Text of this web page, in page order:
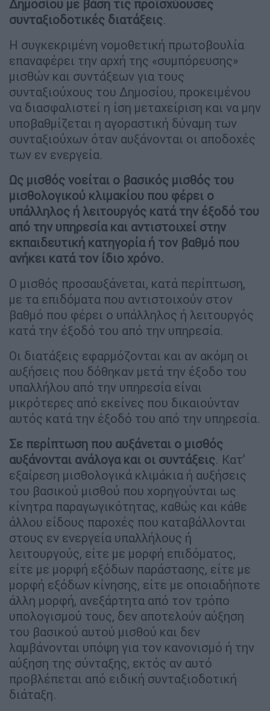
Δημοσίου με βάση τις προϊσχύουσες
συνταξιοδοτικές διατάξεις.
Η συγκεκριμένη νομοθετική πρωτοβουλία
επαναφέρει την αρχή της «συμπόρευσης»
μισθών και συντάξεων για τους
συνταξιούχους του Δημοσίου, προκειμένου
να διασφαλιστεί η ίση μεταχείριση και να μην
υποβαθμίζεται η αγοραστική δύναμη των
συνταξιούχων όταν αυξάνονται οι αποδοχές
των εν ενεργεία.
Ως μισθός νοείται ο βασικός μισθός του
μισθολογικού κλιμακίου που φέρει ο
υπάλληλος ή λειτουργός κατά την έξοδό του
από την υπηρεσία και αντιστοιχεί στην
εκπαιδευτική κατηγορία ή τον βαθμό που
ανήκει κατά τον ίδιο χρόνο.
Ο μισθός προσαυξάνεται, κατά περίπτωση,
με τα επιδόματα που αντιστοιχούν στον
βαθμό που φέρει ο υπάλληλος ή λειτουργός
κατά την έξοδό του από την υπηρεσία.
Οι διατάξεις εφαρμόζονται και αν ακόμη οι
αυξήσεις που δόθηκαν μετά την έξοδο του
υπαλλήλου από την υπηρεσία είναι
μικρότερες από εκείνες που δικαιούνταν
αυτός κατά την έξοδό του από την υπηρεσία.
Σε περίπτωση που αυξάνεται ο μισθός
αυξάνονται ανάλογα και οι συντάξεις. Κατ’
εξαίρεση μισθολογικά κλιμάκια ή αυξήσεις
του βασικού μισθού που χορηγούνται ως
κίνητρα παραγωγικότητας, καθώς και κάθε
άλλου είδους παροχές που καταβάλλονται
στους εν ενεργεία υπαλλήλους ή
λειτουργούς, είτε με μορφή επιδόματος,
είτε με μορφή εξόδων παράστασης, είτε με
μορφή εξόδων κίνησης, είτε με οποιαδήποτε
άλλη μορφή, ανεξάρτητα από τον τρόπο
υπολογισμού τους, δεν αποτελούν αύξηση
του βασικού αυτού μισθού και δεν
λαμβάνονται υπόψη για τον κανονισμό ή την
αύξηση της σύνταξης, εκτός αν αυτό
προβλέπεται από ειδική συνταξιοδοτική
διάταξη.